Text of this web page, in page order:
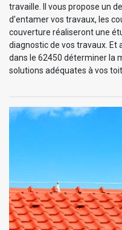
travaille. Il vous propose un
d’entamer vos travaux, les
couverture réaliseront une
diagnostic de vos travaux. Et
dans le 62450 déterminer la
solutions adéquates à vos